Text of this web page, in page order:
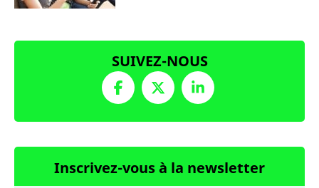
SUIVEZ-NOUS
Inscrivez-vous à la newsletter